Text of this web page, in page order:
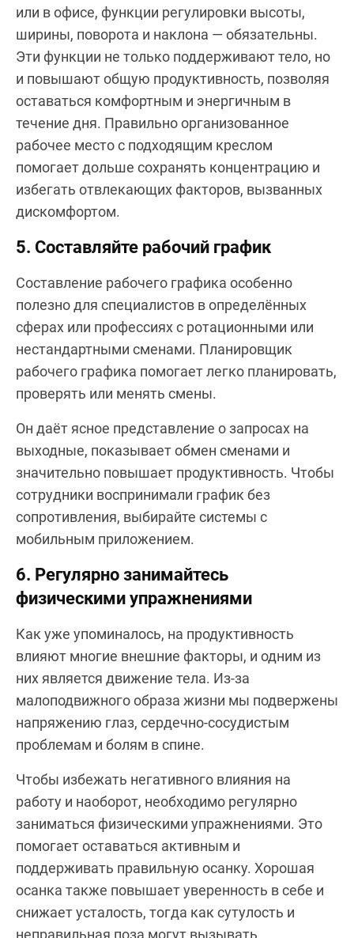
или в офисе, функции регулировки высоты,
ширины, поворота и наклона — обязательны.
Эти функции не только поддерживают тело, но
и повышают общую продуктивность, позволяя
оставаться комфортным и энергичным в
течение дня. Правильно организованное
рабочее место с подходящим креслом
помогает дольше сохранять концентрацию и
избегать отвлекающих факторов, вызванных
дискомфортом.
5. Составляйте рабочий график
Составление рабочего графика особенно
полезно для специалистов в определённых
сферах или профессиях с ротационными или
нестандартными сменами. Планировщик
рабочего графика помогает легко планировать,
проверять или менять смены.
Он даёт ясное представление о запросах на
выходные, показывает обмен сменами и
значительно повышает продуктивность. Чтобы
сотрудники воспринимали график без
сопротивления, выбирайте системы с
мобильным приложением.
6. Регулярно занимайтесь
физическими упражнениями
Как уже упоминалось, на продуктивность
влияют многие внешние факторы, и одним из
них является движение тела. Из-за
малоподвижного образа жизни мы подвержены
напряжению глаз, сердечно-сосудистым
проблемам и болям в спине.
Чтобы избежать негативного влияния на
работу и наоборот, необходимо регулярно
заниматься физическими упражнениями. Это
помогает оставаться активным и
поддерживать правильную осанку. Хорошая
осанка также повышает уверенность в себе и
снижает усталость, тогда как сутулость и
неправильная поза могут вызывать